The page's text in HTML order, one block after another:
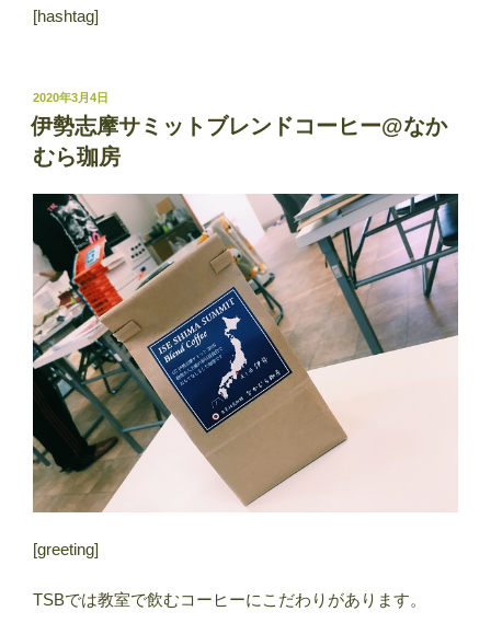
[hashtag]
投
稿
日:
2020年3月4日
伊勢志摩サミットブレンドコーヒー@なか
むら珈房
[greeting]
TSBでは教室で飲むコーヒーにこだわりがあります。